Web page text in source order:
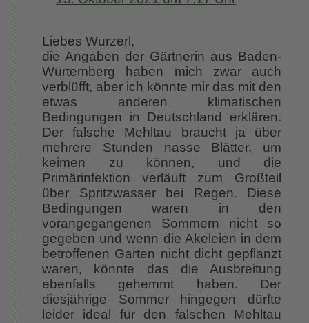
Liebes Wurzerl,
die Angaben der Gärtnerin aus Baden-
Würtemberg haben mich zwar auch
verblüfft, aber ich könnte mir das mit den
etwas anderen klimatischen
Bedingungen in Deutschland erklären.
Der falsche Mehltau braucht ja über
mehrere Stunden nasse Blätter, um
keimen zu können, und die
Primärinfektion verläuft zum Großteil
über Spritzwasser bei Regen. Diese
Bedingungen waren in den
vorangegangenen Sommern nicht so
gegeben und wenn die Akeleien in dem
betroffenen Garten nicht dicht gepflanzt
waren, könnte das die Ausbreitung
ebenfalls gehemmt haben. Der
diesjährige Sommer hingegen dürfte
leider ideal für den falschen Mehltau